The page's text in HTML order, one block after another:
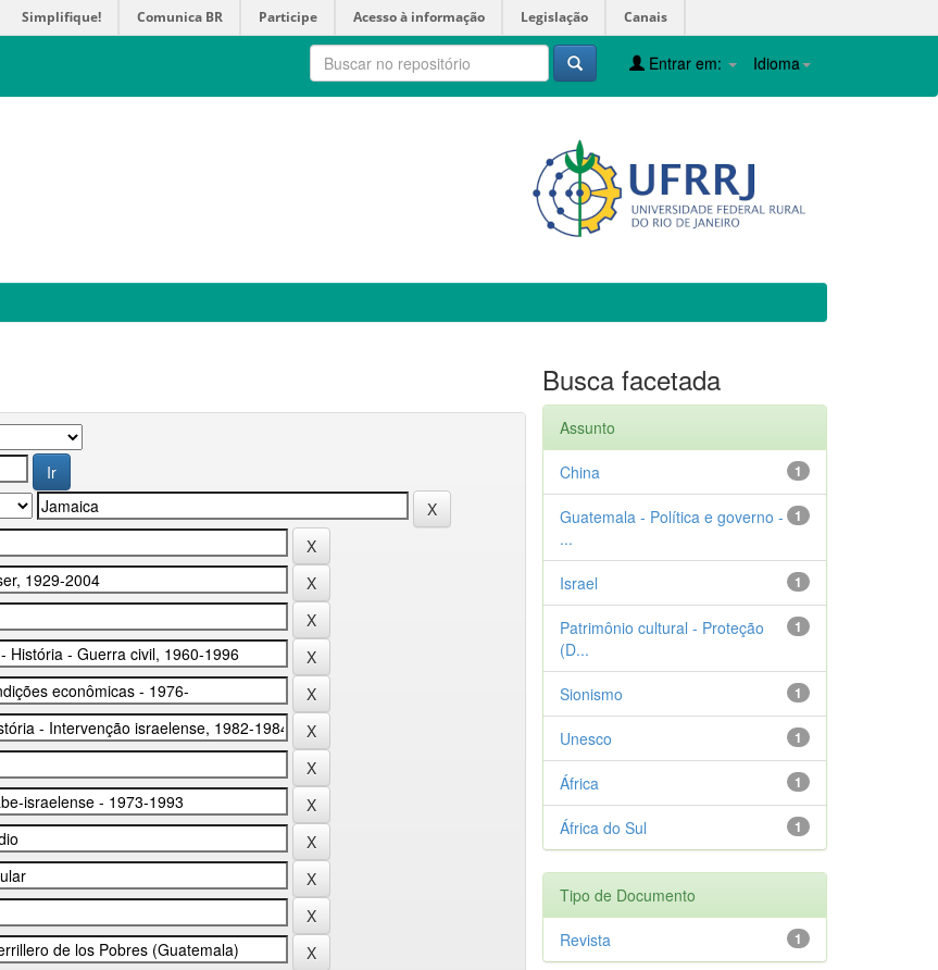
Simplifique! Comunica BR Participe Acesso à informação Legislação Canais
Idioma
Entrar em:
Busca facetada
Assunto
1
China
1
Guatemala - Política e governo -
...
1
Israel
1
Patrimônio cultural - Proteção
(D...
1
Sionismo
1
Unesco
1
África
1
África do Sul
Tipo de Documento
1
Revista